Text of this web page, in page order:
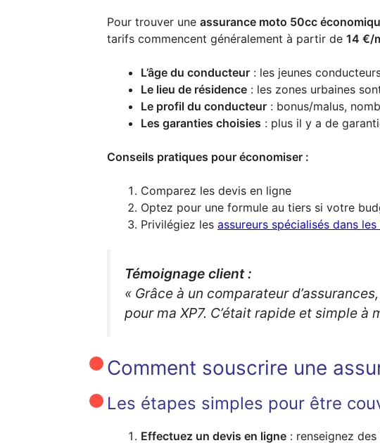
Pour trouver une assurance moto 50cc
tarifs commencent généralement à partir de 14 €/
L’âge du conducteur : les jeunes
Le lieu de résidence : les zones urbaines
Le profil du conducteur : bonus/malus,
Les garanties choisies : plus il y a de
Conseils pratiques pour économiser :
Comparez les devis en ligne
Optez pour une formule au tiers si votre
Privilégiez les assureurs spécialisés dans
Témoignage client :
« Grâce à un comparateur
pour ma XP7. C’était rapide et simple à
Comment souscrire une
Les étapes simples pour être
Effectuez un devis en ligne : renseignez